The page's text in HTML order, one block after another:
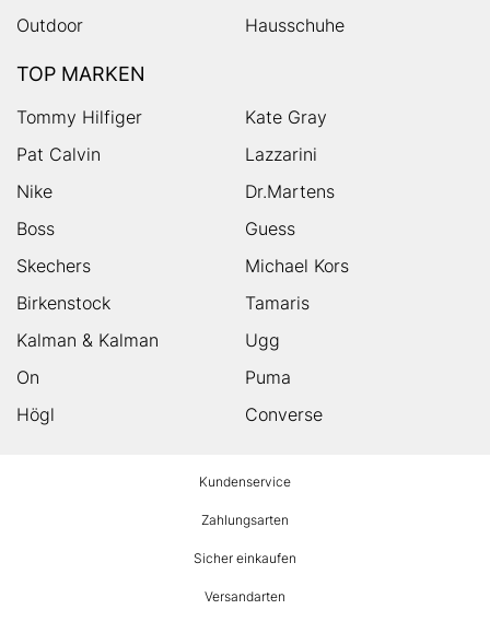
Outdoor
Hausschuhe
TOP MARKEN
Tommy Hilfiger
Kate Gray
Pat Calvin
Lazzarini
Nike
Dr.Martens
Boss
Guess
Skechers
Michael Kors
Birkenstock
Tamaris
Kalman & Kalman
Ugg
On
Puma
Högl
Converse
Kundenservice
Zahlungsarten
Sicher einkaufen
Versandarten